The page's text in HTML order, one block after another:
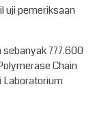
uji pemeriksaan
777.600
Chain
Laboratorium